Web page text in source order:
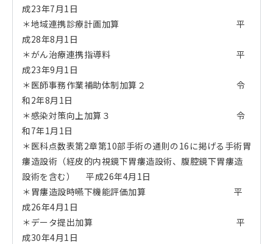
成23年7月1日
＊地域連携診療計画加算 平
成28年8月1日
＊がん治療連携指導料 平
成23年9月1日
＊医師事務作業補助体制加算２ 令
和2年8月1日
＊感染対策向上加算３ 令
和7年1月1日
＊医科点数表第2章第10部手術の通則の16に掲げる手術胃
瘻造設術（経皮的内視鏡下胃瘻造設術、腹腔鏡下胃瘻造
設術を含む） 平成26年4月1日
＊胃瘻造設時嚥下機能評価加算 平
成26年4月1日
＊データ提出加算 平
成30年4月1日